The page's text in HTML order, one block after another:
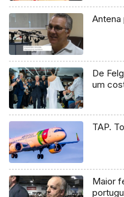
Antena
De
um
TAP.
Maior